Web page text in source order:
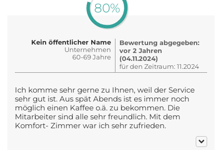
80%
Kein öffentlicher Name
Unternehmen
60-69 Jahre
Bewertung abgegeben:
vor 2 Jahren
(04.11.2024)
für den Zeitraum: 11.2024
Ich komme sehr gerne zu Ihnen, weil der Service
sehr gut ist. Aus spät Abends ist es immer noch
möglich einen Kaffee o.ä. zu bekommen. Die
Mitarbeiter sind alle sehr freundlich. Mit dem
Komfort- Zimmer war ich sehr zufrieden.